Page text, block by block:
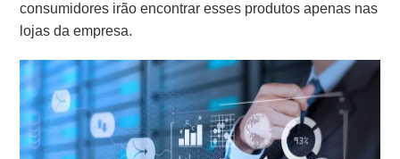
consumidores irão encontrar esses produtos apenas nas
lojas da empresa.